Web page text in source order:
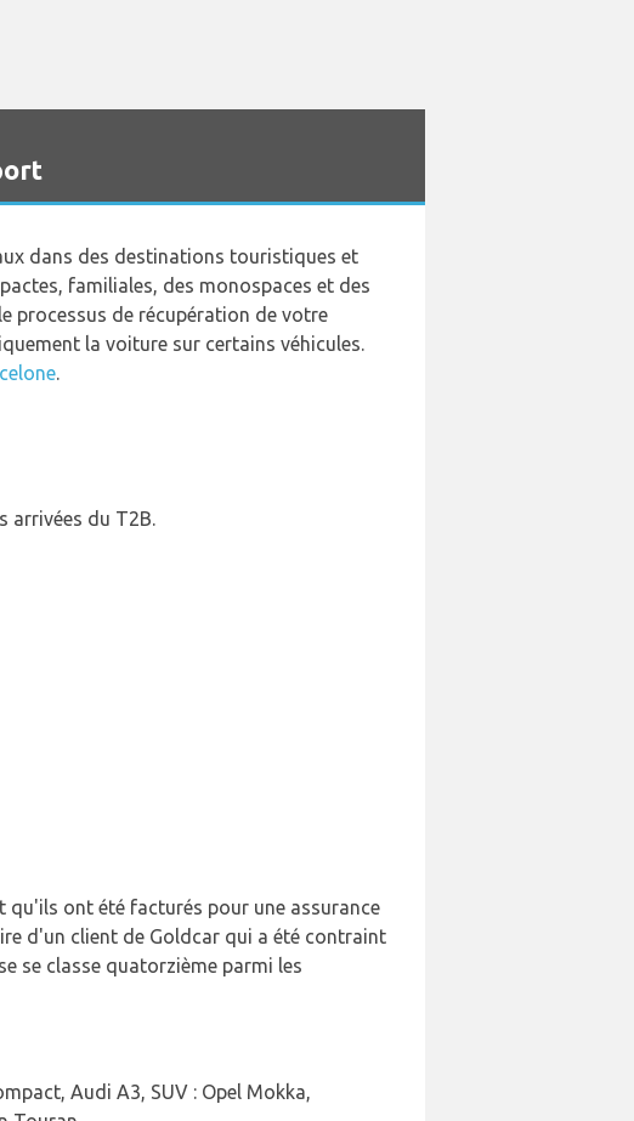
dans des destinations touristiques et
familiales, des monospaces et des
processus de récupération de votre
la voiture sur certains véhicules.
.
arrivées du T2B.
qu'ils ont été facturés pour une assurance
d'un client de Goldcar qui a été contraint
se classe quatorzième parmi les
Audi A3, SUV : Opel Mokka,